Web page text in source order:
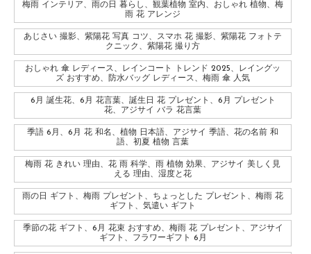
梅雨 インテリア、雨の日 暮らし、観葉植物 室内、おしゃれ 植物、梅
雨 花 アレンジ
あじさい 撮影、紫陽花 写真 コツ、スマホ 花 撮影、紫陽花 フォトテ
クニック、紫陽花 撮り方
おしゃれ 傘 レディース、レインコート トレンド 2025、レイングッ
ズ おすすめ、防水バッグ レディース、梅雨 傘 人気
6月 誕生花、6月 花言葉、誕生日 花 プレゼント、6月 プレゼント
花、アジサイ バラ 花言葉
季語 6月、6月 花 和名、植物 日本語、アジサイ 季語、花の名前 和
語、初夏 植物 言葉
梅雨 花 きれい 理由、花 雨 科学、雨 植物 効果、アジサイ 美しく見
える 理由、湿度と花
雨の日 ギフト、梅雨 プレゼント、ちょっとした プレゼント、梅雨 花
ギフト、気遣い ギフト
季節の花 ギフト、6月 花束 おすすめ、梅雨 花 プレゼント、アジサイ
ギフト、フラワーギフト 6月